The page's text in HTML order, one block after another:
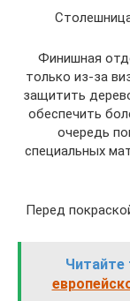
Финишная
только из-за
защитить
обеспечить
очередь
специальных
Перед
Читайте